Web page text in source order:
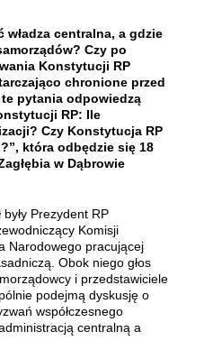
centralna, a gdzie
Czy po
Konstytucji RP
chronione przed
pytania odpowiedzą
RP: Ile
Czy Konstytucja RP
która odbędzie się 18
w Dąbrowie
Prezydent RP
Komisji
Narodowego pracującej
Obok niego głos
i przedstawiciele
podejmą dyskusję o
współczesnego
centralną a